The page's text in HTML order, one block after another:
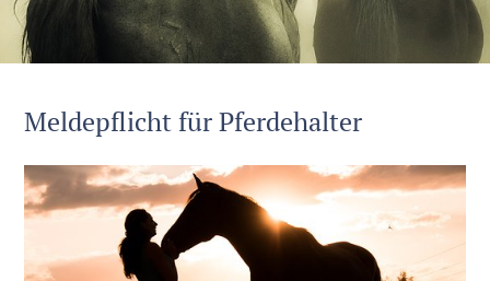
Meldepflicht für Pferdehalter